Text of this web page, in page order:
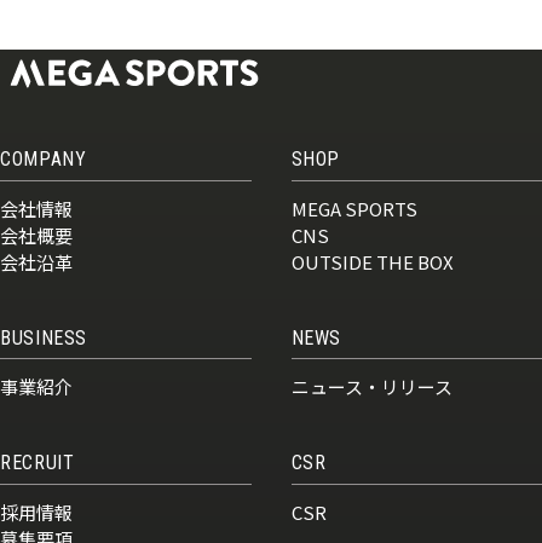
COMPANY
会社情報
会社概要
会社沿革
BUSINESS
事業紹介
SHOP
MEGA SPORTS
CNS
OUTSIDE THE BOX
NEWS
ニュース・リリース
RECRUIT
採用情報
CSR
CSR